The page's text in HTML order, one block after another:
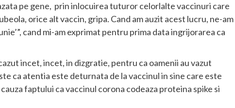
pe gene, prin inlocuirea tuturor celorlalte vaccinuri care
orice alt vaccin, gripa. Cand am auzit acest lucru, ne-am
cand mi-am exprimat pentru prima data ingrijorarea ca
incet, incet, in dizgratie, pentru ca oamenii au vazut
ca atentia este deturnata de la vaccinul in sine care este
faptului ca vaccinul corona codeaza proteina spike si